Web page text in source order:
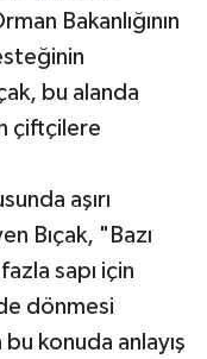
Bakanlığının
bu alanda
çiftçilere
aşırı
Bıçak, "Bazı
sapı için
dönmesi
konuda anlayış